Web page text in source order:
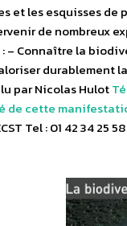
et les esquisses de
de nombreux
– Connaître la
durablement
par Nicolas Hulot
de cette
Tel : 01 42 34 25 58